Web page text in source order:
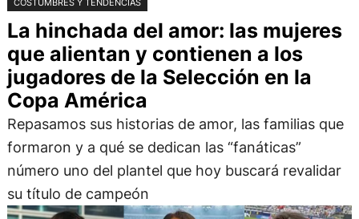
COSTUMBRES Y TENDENCIAS
La hinchada del amor: las mujeres
que alientan y contienen a los
jugadores de la Selección en la
Copa América
Repasamos sus historias de amor, las familias que
formaron y a qué se dedican las “fanáticas”
número uno del plantel que hoy buscará revalidar
su título de campeón